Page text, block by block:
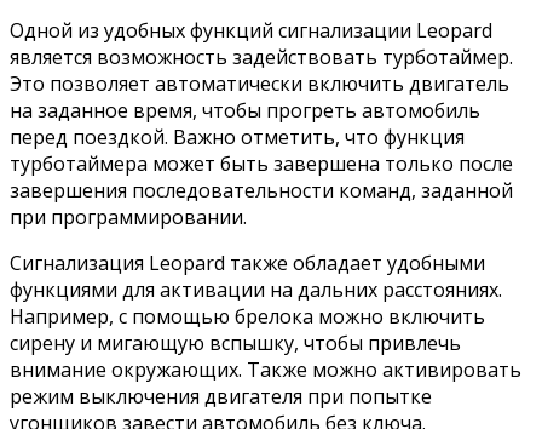
Одной из удобных функций сигнализации Leopard
является возможность задействовать турботаймер.
Это позволяет автоматически включить двигатель
на заданное время, чтобы прогреть автомобиль
перед поездкой. Важно отметить, что функция
турботаймера может быть завершена только после
завершения последовательности команд, заданной
при программировании.
Сигнализация Leopard также обладает удобными
функциями для активации на дальних расстояниях.
Например, с помощью брелока можно включить
сирену и мигающую вспышку, чтобы привлечь
внимание окружающих. Также можно активировать
режим выключения двигателя при попытке
угонщиков завести автомобиль без ключа.